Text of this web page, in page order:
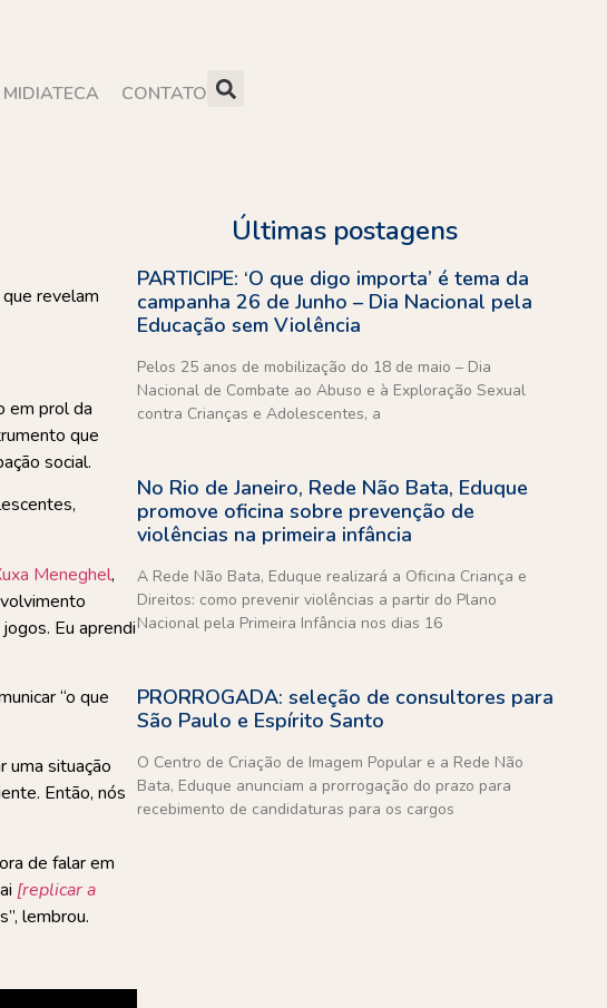
MIDIATECA CONTATO
revelam
em prol da
que
social.
Meneghel,
Eu aprendi
“o que
uma situação
Então, nós
de falar em
[replicar a
lembrou.
Últimas postagens
PARTICIPE: ‘O que digo importa’ é tema da
campanha 26 de Junho – Dia Nacional pela
Educação sem Violência
Pelos 25 anos de mobilização do 18 de maio – Dia
Nacional de Combate ao Abuso e à Exploração Sexual
contra Crianças e Adolescentes, a
No Rio de Janeiro, Rede Não Bata, Eduque
promove oficina sobre prevenção de
violências na primeira infância
A Rede Não Bata, Eduque realizará a Oficina Criança e
Direitos: como prevenir violências a partir do Plano
Nacional pela Primeira Infância nos dias 16
PRORROGADA: seleção de consultores para
São Paulo e Espírito Santo
O Centro de Criação de Imagem Popular e a Rede Não
Bata, Eduque anunciam a prorrogação do prazo para
recebimento de candidaturas para os cargos